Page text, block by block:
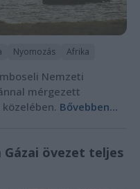
Nyomozás Afrika
Nemzeti
mérgezett
Bővebben...
övezet teljes